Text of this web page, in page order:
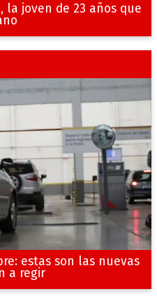
la joven de 23 años que
estas son las nuevas
a regir